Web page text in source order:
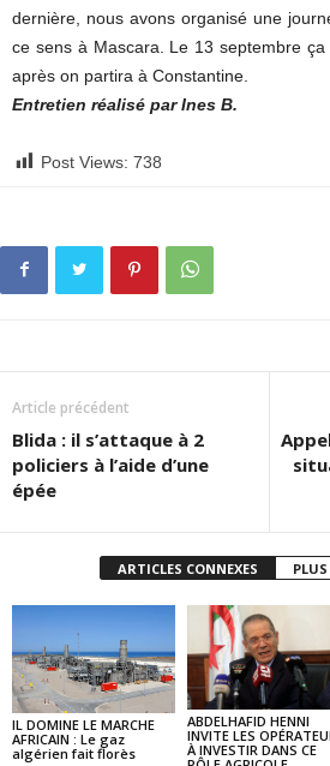
dernière, nous avons organisé une
ce sens à Mascara. Le 13 septembre
après on partira à Constantine.
Entretien réalisé par Ines B.
Post Views: 738
Article précédent
Blida : il s’attaque à 2
policiers à l’aide d’une
épée
ARTICLES CONNEXES
IL DOMINE LE MARCHE
AFRICAIN : Le gaz
algérien fait florès
ABDELHAFID HENNI
INVITE LES
À INVESTIR DANS CE